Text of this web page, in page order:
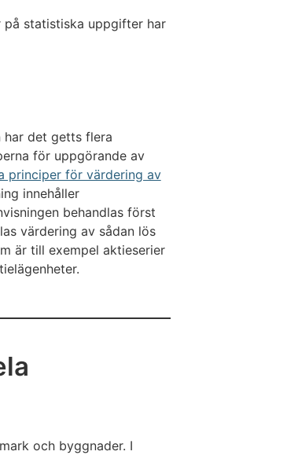
på statistiska uppgifter har
har det getts flera
för uppgörande av
principer för värdering av
innehåller
behandlas först
värdering av sådan lös
är till exempel aktieserier
och byggnader. I